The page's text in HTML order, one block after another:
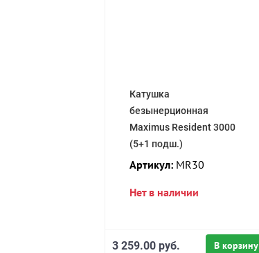
Катушка
безынерционная
Maximus Resident 3000
(5+1 подш.)
Артикул: MR30
Нет в наличии
В корзину
3 259.00 руб.